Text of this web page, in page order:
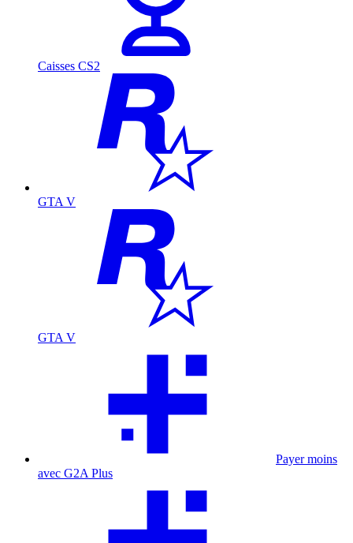
Caisses CS2
GTA V
GTA V
Payer moins
avec G2A Plus